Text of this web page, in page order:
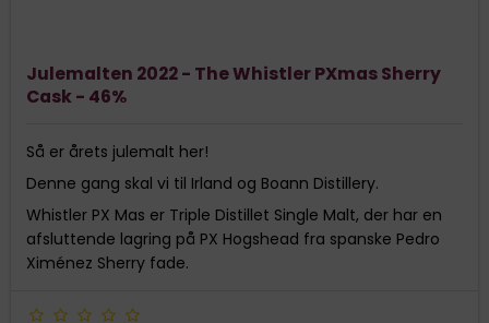
Julemalten 2022 - The Whistler PXmas Sherry
Cask - 46%
Så er årets julemalt her!
Denne gang skal vi til Irland og Boann Distillery.
Whistler PX Mas er Triple Distillet Single Malt, der har en
afsluttende lagring på PX Hogshead fra spanske Pedro
Ximénez Sherry fade.